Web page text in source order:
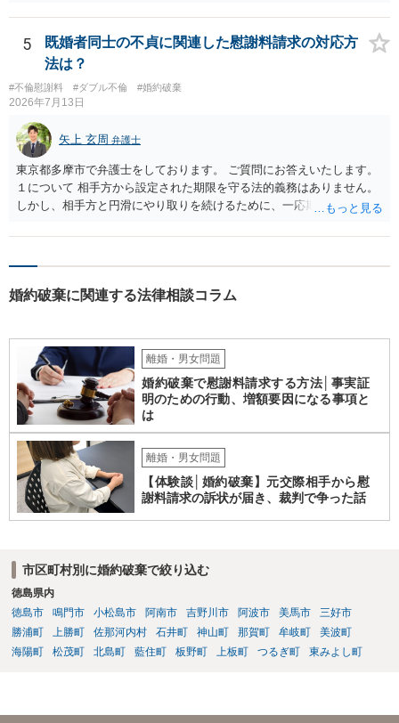
れば早めに弁護士に相談し、弁護士から回答をさせると良いでしょ
う。
5
既婚者同士の不貞に関連した慰謝料請求の対応方
法は？
#不倫慰謝料 #ダブル不倫 #婚約破棄
2026年7月13日
矢上 玄周 弁護士
東京都多摩市で弁護士をしております。 ご質問にお答えいたします。
１について 相手方から設定された期限を守る法的義務はありません。
しかし、相手方と円滑にやり取りを続けるために、一応期限を守って
が、期限を守らないのもご不安という場合には、「弁護士に相談して
は、法的には別の議論ではありますが、事実上の繋がりがないわけで
負担割合が高くなり、婚約破棄の慰謝料も払う必要が生じるという可
能性もないわけではありません。 ただし、法律上重婚は認められてい
ないので、既婚者同士の婚約が成立するかといわれると、成立しない
と判断される可能性の方が高いと思われます。 ３について 和解をする
際には、清算条項という定めを設けることがほとんどです。 清算条項
を定めることによって、「これをもってお互いに今後一切請求しな
い」ことを双方が誓約することになります。 上記はあくまでも一般論
としての回答となります。 詳細なご事情をお伺いすればより適切な回
答ができるかと存じます。 弁護士に相談すべき事案かと存じますの
で、お早めにご相談されることをお勧めいたします。
婚約破棄に関連する法律相談コラム
離婚・男女問題
婚約破棄で慰謝料請求する方法│事実証
明のための行動、増額要因になる事項と
は
離婚・男女問題
【体験談│婚約破棄】元交際相手から慰
謝料請求の訴状が届き、裁判で争った話
市区町村別に婚約破棄で絞り込む
徳島県内
徳島市
鳴門市 小松島市 阿南市 吉野川市 阿波市 美馬市
三好市
勝浦町
上勝町 佐那河内村 石井町 神山町 那賀町 牟岐町
美波町
海陽町
松茂町 北島町 藍住町 板野町 上板町 つるぎ町 東みよし町